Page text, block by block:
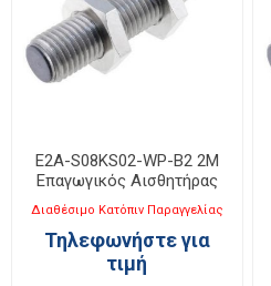
E2A-S08KS02-WP-B2 2M
Επαγωγικός Αισθητήρας
M8
Διαθέσιμο Κατόπιν Παραγγελίας
Τηλεφωνήστε για
τιμή